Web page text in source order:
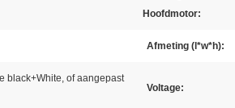
Hoofdmotor:
Afmeting (l*w*h):
black+White, of aangepast
Voltage: